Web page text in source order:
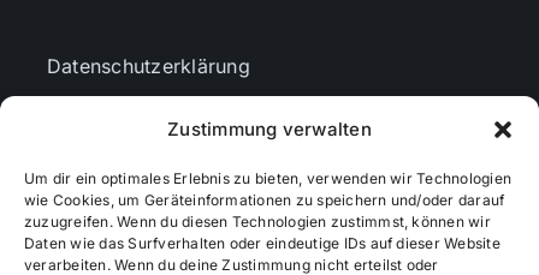
Zustimmung verwalten
Um dir ein optimales Erlebnis zu bieten, verwenden wir Technologien
wie Cookies, um Geräteinformationen zu speichern und/oder darauf
zuzugreifen. Wenn du diesen Technologien zustimmst, können wir
Daten wie das Surfverhalten oder eindeutige IDs auf dieser Website
verarbeiten. Wenn du deine Zustimmung nicht erteilst oder
Datenschutzerklärung
Cookie-Richtlinie (EU)